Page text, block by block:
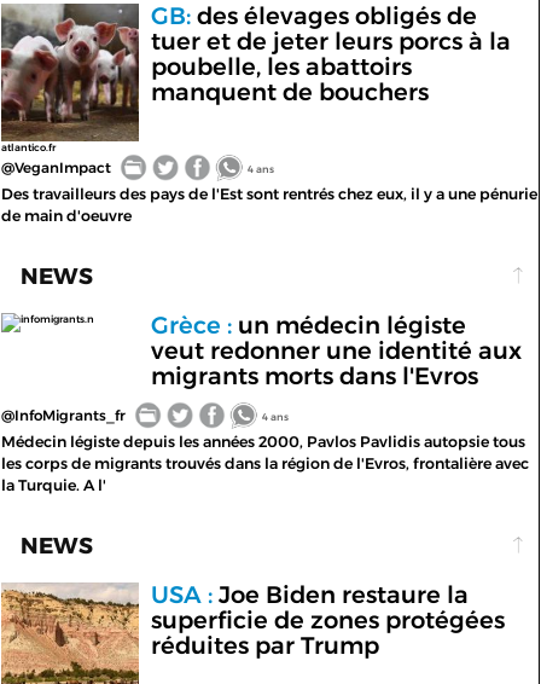
atlantico.fr
GB:des élevages obligés de
tuer et de jeter leurs porcs à la
poubelle, les abattoirs
manquent de bouchers
@VeganImpact 4 ans
Des travailleurs des pays de l'Est sont rentrés chez eux, il y a une pénurie
de main d'oeuvre
NEWS
infomigrants.n Grèce :un médecin légiste
veut redonner une identité aux
migrants morts dans l'Evros
@InfoMigrants_fr 4 ans
Médecin légiste depuis les années 2000, Pavlos Pavlidis autopsie tous
les corps de migrants trouvés dans la région de l'Evros, frontalière avec
la Turquie. A l'
NEWS
USA :Joe Biden restaure la
superficie de zones protégées
réduites par Trump